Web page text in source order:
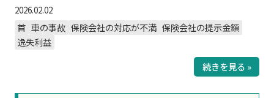
2026.02.02
首 車の事故 保険会社の対応が不満 保険会社の提示金額
逸失利益
続きを見る »